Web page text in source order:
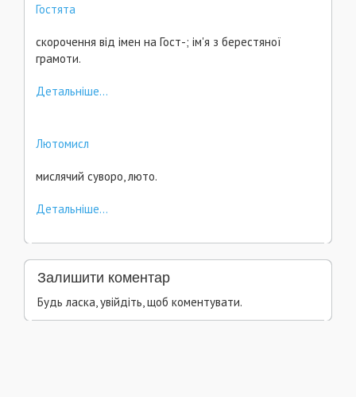
Гостята
скорочення від імен на Гост-; ім'я з берестяної
грамоти.
Детальніше...
Лютомисл
мислячий суворо, люто.
Детальніше...
Залишити коментар
Будь ласка, увійдіть, щоб коментувати.